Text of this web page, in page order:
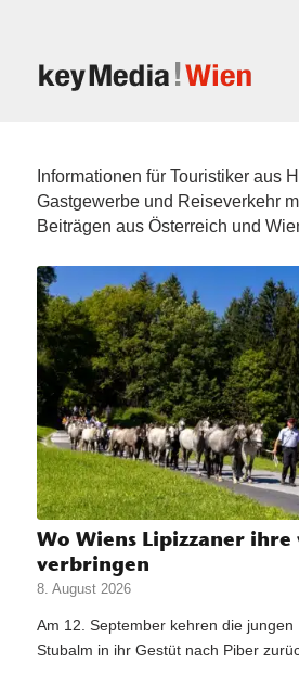
Informationen für Touristiker aus
Gastgewerbe und Reiseverkehr
Beiträgen aus Österreich und
Wo Wiens Lipizzaner ihre
verbringen
8. August 2026
Am 12. September kehren die
Stubalm in ihr Gestüt nach Piber